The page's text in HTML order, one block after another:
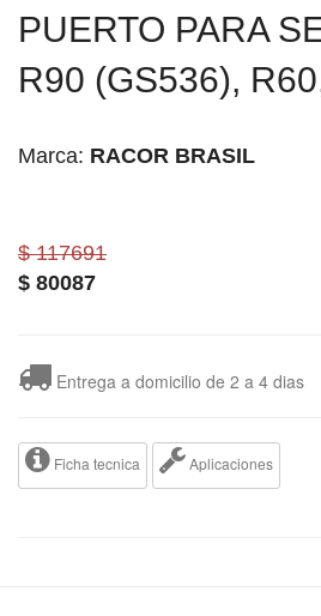
PUERTO PARA
R90 (GS536),
Marca: RACOR BRASIL
$ 117691
$ 80087
Entrega a domicilio de 2 a 4 dias
Ficha tecnica Aplicaciones